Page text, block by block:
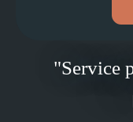
"Service